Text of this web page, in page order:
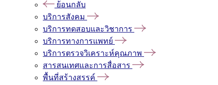
ย้อนกลับ
บริการสังคม
บริการทดสอบและวิชาการ
บริการทางการแพทย์
บริการตรวจวิเคราะห์คุณภาพ
สารสนเทศและการสื่อสาร
พื้นที่สร้างสรรค์